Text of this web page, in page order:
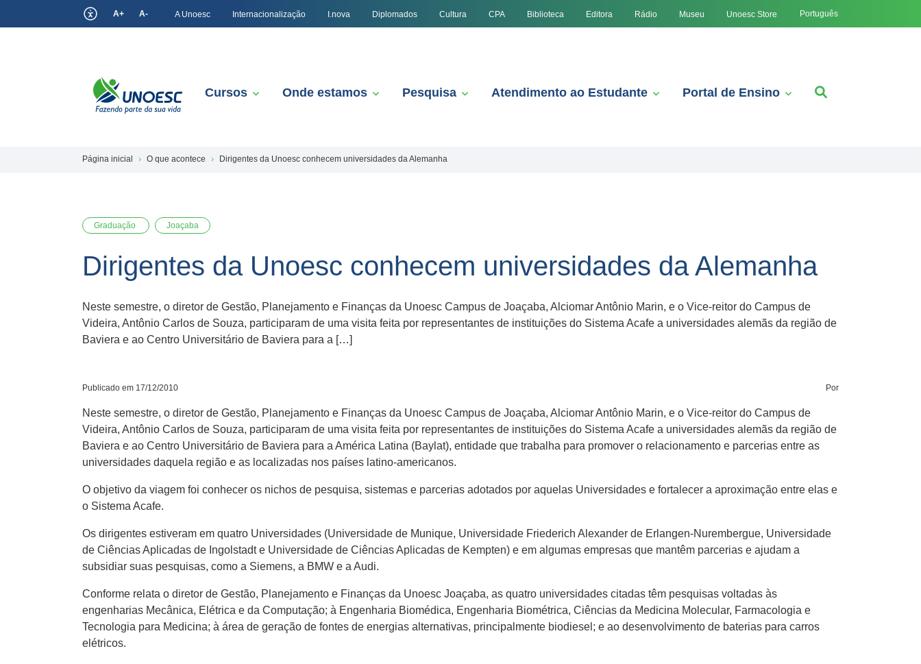
A+ A- A Unoesc Internacionalização I.nova Diplomados Cultura CPA Biblioteca Editora Rádio Museu Unoesc Store Português
Cursos Onde estamos Pesquisa Atendimento ao Estudante Portal de Ensino
Página inicial O que acontece Dirigentes da Unoesc conhecem universidades da Alemanha
Graduação Joaçaba
Dirigentes da Unoesc conhecem universidades da Alemanha
Neste semestre, o diretor de Gestão, Planejamento e Finanças da Unoesc Campus de Joaçaba, Alciomar Antônio Marin, e o Vice-reitor do Campus de
Videira, Antônio Carlos de Souza, participaram de uma visita feita por representantes de instituições do Sistema Acafe a universidades alemãs da região de
Baviera e ao Centro Universitário de Baviera para a […]
Publicado em 17/12/2010 Por
Neste semestre, o diretor de Gestão, Planejamento e Finanças da Unoesc Campus de Joaçaba, Alciomar Antônio Marin, e o Vice-reitor do Campus de
Videira, Antônio Carlos de Souza, participaram de uma visita feita por representantes de instituições do Sistema Acafe a universidades alemãs da região de
Baviera e ao Centro Universitário de Baviera para a América Latina (Baylat), entidade que trabalha para promover o relacionamento e parcerias entre as
universidades daquela região e as localizadas nos países latino-americanos.
O objetivo da viagem foi conhecer os nichos de pesquisa, sistemas e parcerias adotados por aquelas Universidades e fortalecer a aproximação entre elas e
o Sistema Acafe.
Os dirigentes estiveram em quatro Universidades (Universidade de Munique, Universidade Friederich Alexander de Erlangen-Nurembergue, Universidade
de Ciências Aplicadas de Ingolstadt e Universidade de Ciências Aplicadas de Kempten) e em algumas empresas que mantêm parcerias e ajudam a
subsidiar suas pesquisas, como a Siemens, a BMW e a Audi.
Conforme relata o diretor de Gestão, Planejamento e Finanças da Unoesc Joaçaba, as quatro universidades citadas têm pesquisas voltadas às
engenharias Mecânica, Elétrica e da Computação; à Engenharia Biomédica, Engenharia Biométrica, Ciências da Medicina Molecular, Farmacologia e
Tecnologia para Medicina; à área de geração de fontes de energias alternativas, principalmente biodiesel; e ao desenvolvimento de baterias para carros
elétricos.